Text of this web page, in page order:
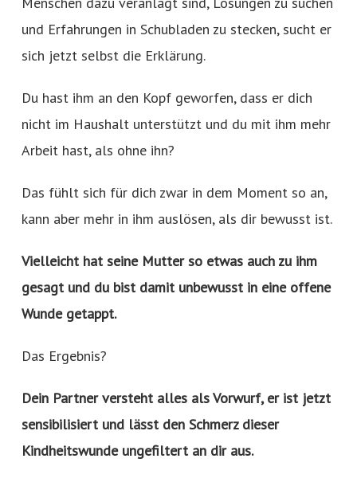
und Erfahrungen in Schubladen zu stecken, sucht er
sich jetzt selbst die Erklärung.
Du hast ihm an den Kopf geworfen, dass er dich
nicht im Haushalt unterstützt und du mit ihm mehr
Arbeit hast, als ohne ihn?
Das fühlt sich für dich zwar in dem Moment so an,
kann aber mehr in ihm auslösen, als dir bewusst ist.
Vielleicht hat seine Mutter so etwas auch zu ihm
gesagt und du bist damit unbewusst in eine offene
Wunde getappt.
Das Ergebnis?
Dein Partner versteht alles als Vorwurf, er ist jetzt
sensibilisiert und lässt den Schmerz dieser
Kindheitswunde ungefiltert an dir aus.